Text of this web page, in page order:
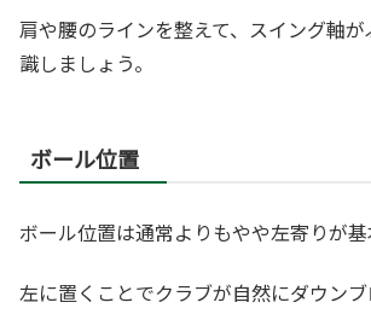
肩や腰のラインを整えて、スイング軸
識しましょう。
ボール位置
ボール位置は通常よりもやや左寄りが基
左に置くことでクラブが自然にダウン